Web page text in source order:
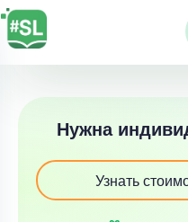
Нужна
Узнать